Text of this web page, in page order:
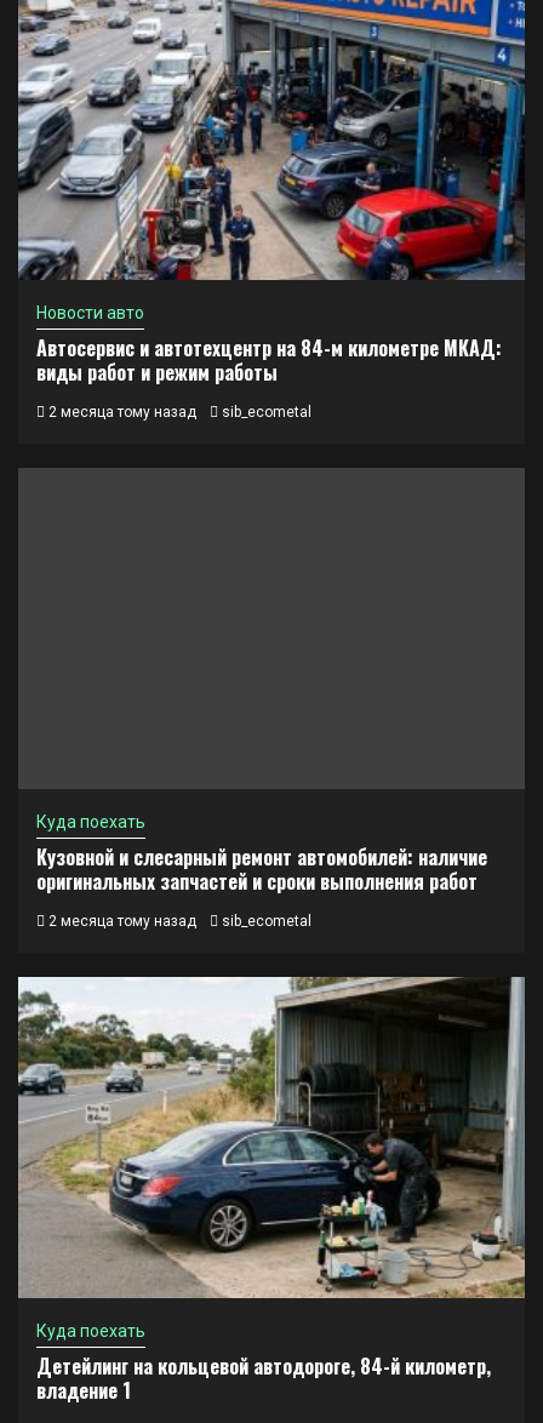
Новости авто
Автосервис и автотехцентр на 84-м километре МКАД:
виды работ и режим работы
2 месяца тому назад sib_ecometal
Куда поехать
Кузовной и слесарный ремонт автомобилей: наличие
оригинальных запчастей и сроки выполнения работ
2 месяца тому назад sib_ecometal
Куда поехать
Детейлинг на кольцевой автодороге, 84-й километр,
владение 1